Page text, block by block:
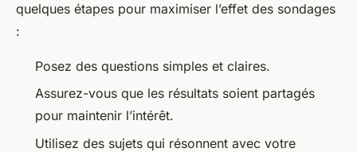
quelques étapes pour maximiser l’effet des sondages
:
Posez des questions simples et claires.
Assurez-vous que les résultats soient partagés
pour maintenir l’intérêt.
Utilisez des sujets qui résonnent avec votre